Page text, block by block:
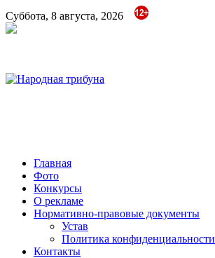
Суббота, 8 августа, 2026
Главная
Фото
Конкурсы
О рекламе
Нормативно-правовые документы
Устав
Политика конфиденциальности
Контакты